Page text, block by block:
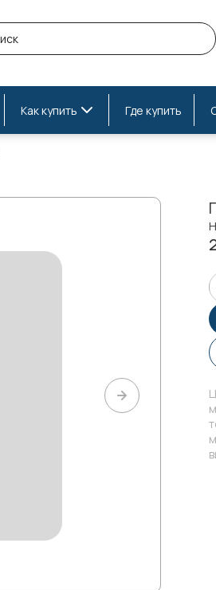
Как купить Где купить